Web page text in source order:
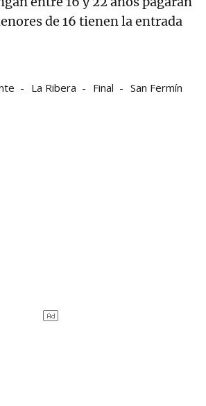
de 16 tienen la entrada
La Ribera Final San Fermín